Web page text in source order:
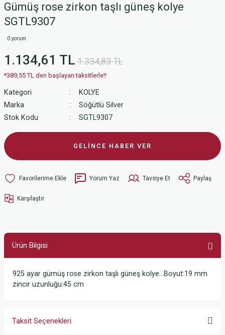
Gümüş rose zirkon taşlı güneş kolye
SGTL9307
0 yorum
1.134,61 TL 1.334,83 TL
*389,55 TL den başlayan taksitlerle!!
Kategori
KOLYE
Marka
Söğütlü Silver
Stok Kodu
SGTL9307
GELİNCE HABER VER
Yorum Yaz Tavsiye Et Paylaş
Karşılaştır
Ürün Bilgisi
925 ayar gümüş rose zirkon taşlı güneş kolye…Boyut:19 mm
zincir uzunluğu:45 cm
Taksit Seçenekleri